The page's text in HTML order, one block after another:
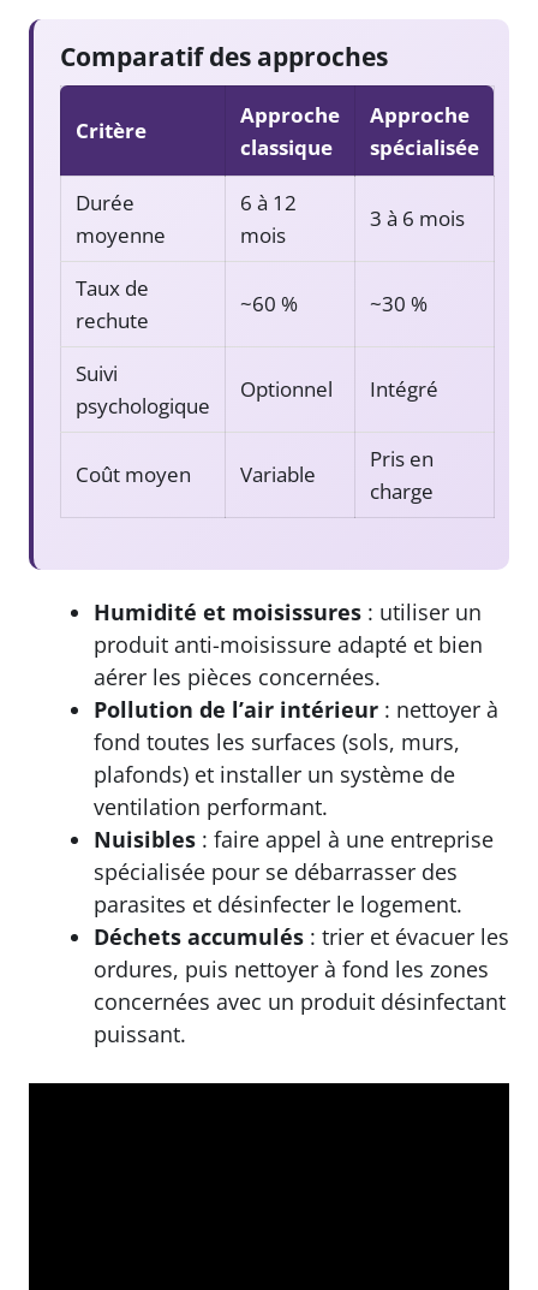
Comparatif des approches
Critère
Approche
classique
Approche
spécialisée
Durée
moyenne
6 à 12
mois
3 à 6 mois
Taux de
rechute
~60 % ~30 %
Suivi
psychologique
Optionnel Intégré
Coût moyen Variable
Pris en
charge
Humidité et moisissures : utiliser un
produit anti-moisissure adapté et bien
aérer les pièces concernées.
Pollution de l’air intérieur : nettoyer à
fond toutes les surfaces (sols, murs,
plafonds) et installer un système de
ventilation performant.
Nuisibles : faire appel à une entreprise
spécialisée pour se débarrasser des
parasites et désinfecter le logement.
Déchets accumulés : trier et évacuer les
ordures, puis nettoyer à fond les zones
concernées avec un produit désinfectant
puissant.